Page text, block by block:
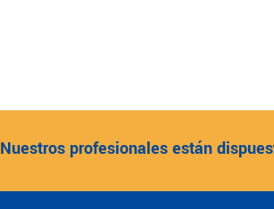
Nuestros profesionales están